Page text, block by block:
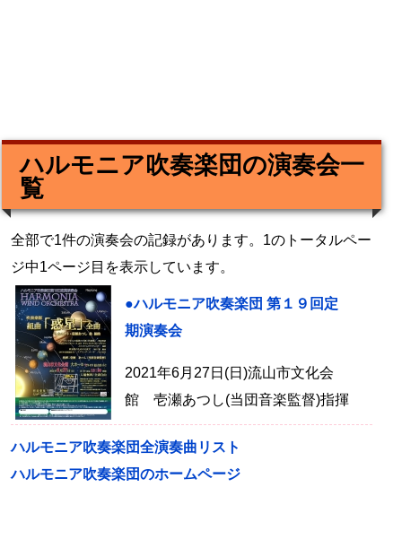
ハルモニア吹奏楽団の演奏会一
覧
全部で1件の演奏会の記録があります。1のトータルペー
ジ中1ページ目を表示しています。
●ハルモニア吹奏楽団 第１９回定
期演奏会
2021年6月27日(日)流山市文化会
館 壱瀬あつし(当団音楽監督)指揮
ハルモニア吹奏楽団全演奏曲リスト
ハルモニア吹奏楽団のホームページ